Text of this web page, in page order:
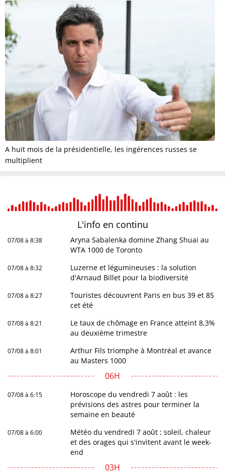
A huit mois de la présidentielle, les ingérences russes se
multiplient
L'info en continu
07/08 à 8:38
Aryna Sabalenka domine Zhang Shuai au
WTA 1000 de Toronto
07/08 à 8:32
Luzerne et légumineuses : la solution
d'Arnaud Billet pour la biodiversité
07/08 à 8:27
Touristes découvrent Paris en bus 39 et 85
cet été
07/08 à 8:21
Le taux de chômage en France atteint 8,3%
au deuxième trimestre
07/08 à 8:01
Arthur Fils triomphe à Montréal et avance
au Masters 1000
06H
07/08 à 6:15
Horoscope du vendredi 7 août : les
prévisions des astres pour terminer la
semaine en beauté
07/08 à 6:00
Météo du vendredi 7 août : soleil, chaleur
et des orages qui s'invitent avant le week-
end
03H